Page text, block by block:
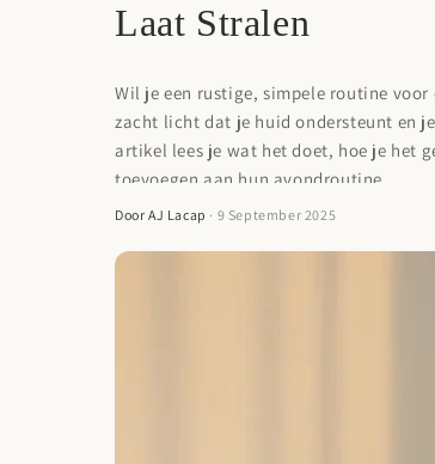
Laat Stralen
Wil je een rustige, simpele routine
zacht licht dat je huid ondersteunt en
artikel lees je wat het doet, hoe je het
toevoegen aan hun avondroutine.
Door AJ Lacap · 9 September 2025